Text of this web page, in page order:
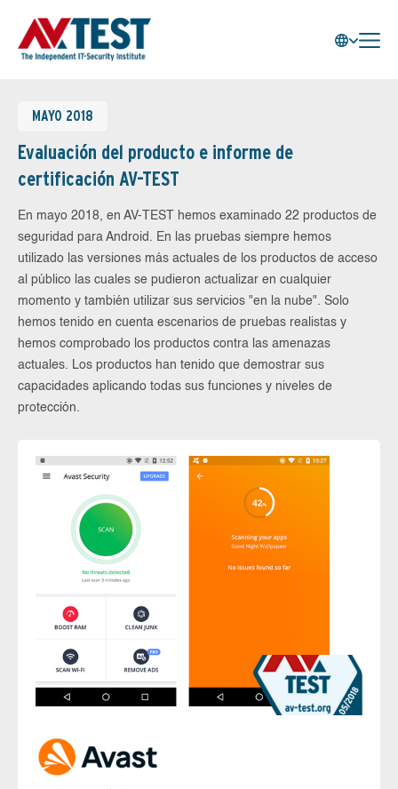
MAYO 2018
Evaluación del producto e informe de
certificación AV-TEST
En mayo 2018, en AV-TEST hemos examinado 22 productos de
seguridad para Android. En las pruebas siempre hemos
utilizado las versiones más actuales de los productos de acceso
al público las cuales se pudieron actualizar en cualquier
momento y también utilizar sus servicios "en la nube". Solo
hemos tenido en cuenta escenarios de pruebas realistas y
hemos comprobado los productos contra las amenazas
actuales. Los productos han tenido que demostrar sus
capacidades aplicando todas sus funciones y niveles de
protección.